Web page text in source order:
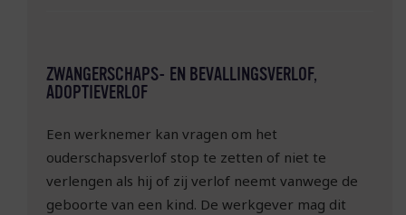
ZWANGERSCHAPS- EN BEVALLINGSVERLOF,
ADOPTIEVERLOF
Een werknemer kan vragen om het
ouderschapsverlof stop te zetten of niet te
verlengen als hij of zij verlof neemt vanwege de
geboorte van een kind. De werkgever mag dit